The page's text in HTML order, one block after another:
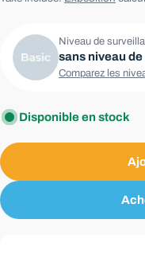
vente
Niveau de
sans niveau
Comparez les
Disponible en stock